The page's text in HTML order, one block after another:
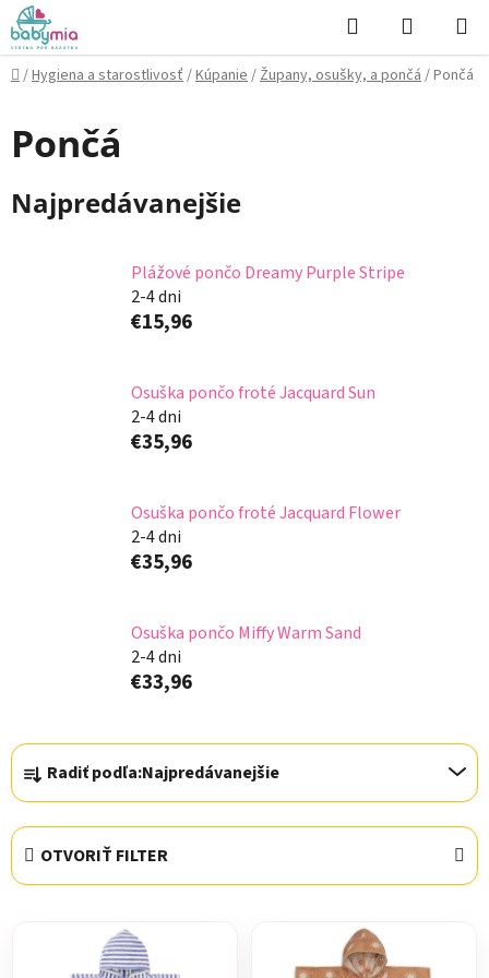
Prejsť
na
obsah
Hľadať
KOŠÍK
Domov
/Hygiena a starostlivosť/Kúpanie/Župany, osušky, a pončá/Pončá
Pončá
Najpredávanejšie
Plážové pončo Dreamy Purple Stripe
2-4 dni
€15,96
Osuška pončo froté Jacquard Sun
2-4 dni
€35,96
Osuška pončo froté Jacquard Flower
2-4 dni
€35,96
Osuška pončo Miffy Warm Sand
2-4 dni
€33,96
R
a
d
e
n
Radiť podľa:Najpredávanejšie
OTVORIŤ FILTER